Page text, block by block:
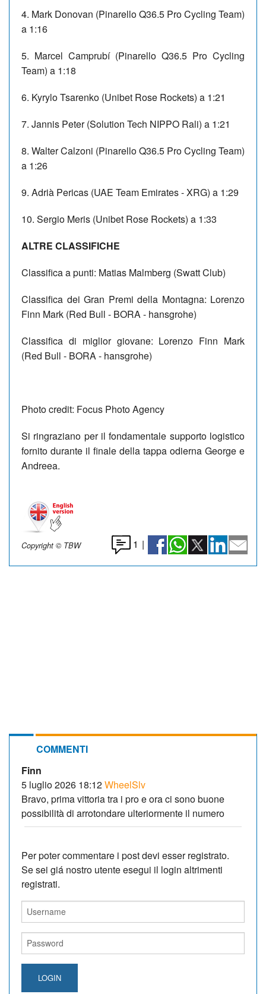
4. Mark Donovan (Pinarello Q36.5 Pro Cycling Team)
a 1:16
5. Marcel Camprubí (Pinarello Q36.5 Pro Cycling
Team) a 1:18
6. Kyrylo Tsarenko (Unibet Rose Rockets) a 1:21
7. Jannis Peter (Solution Tech NIPPO Rali) a 1:21
8. Walter Calzoni (Pinarello Q36.5 Pro Cycling Team)
a 1:26
9. Adrià Pericas (UAE Team Emirates - XRG) a 1:29
10. Sergio Meris (Unibet Rose Rockets) a 1:33
ALTRE CLASSIFICHE
Classifica a punti: Matias Malmberg (Swatt Club)
Classifica dei Gran Premi della Montagna: Lorenzo
Finn Mark (Red Bull - BORA - hansgrohe)
Classifica di miglior giovane: Lorenzo Finn Mark
(Red Bull - BORA - hansgrohe)
Photo credit: Focus Photo Agency
Si ringraziano per il fondamentale supporto logistico
fornito durante il finale della tappa odierna George e
Andreea.
Copyright © TBW 1 |
COMMENTI
Finn
5 luglio 2026 18:12WheelSlv
Bravo, prima vittoria tra i pro e ora ci sono buone
possibilità di arrotondare ulteriormente il numero
Per poter commentare i post devi esser registrato.
Se sei giá nostro utente esegui il login altrimenti
registrati.
LOGIN